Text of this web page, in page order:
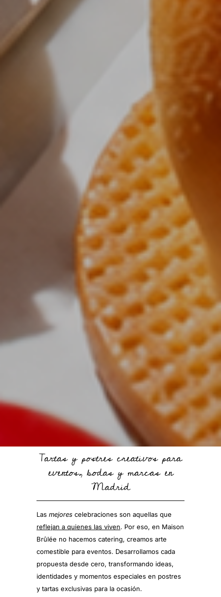
Tartas y postres creativos para
eventos, bodas y marcas en
Madrid
Las mejores celebraciones son aquellas que
reflejan a quienes las viven. Por eso, en Maison
Brûlée no hacemos catering, creamos arte
comestible para eventos. Desarrollamos cada
propuesta desde cero, transformando ideas,
identidades y momentos especiales en postres
y tartas exclusivas para la ocasión.